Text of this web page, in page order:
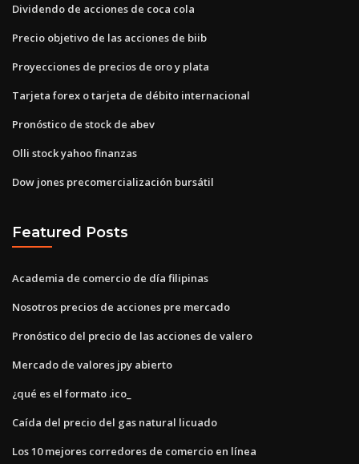
Dividendo de acciones de coca cola
Precio objetivo de las acciones de biib
Proyecciones de precios de oro y plata
Tarjeta forex o tarjeta de débito internacional
Pronóstico de stock de abev
Olli stock yahoo finanzas
Dow jones precomercialización bursátil
Featured Posts
Academia de comercio de día filipinas
Nosotros precios de acciones pre mercado
Pronóstico del precio de las acciones de valero
Mercado de valores jpy abierto
¿qué es el formato .ico_
Caída del precio del gas natural licuado
Los 10 mejores corredores de comercio en línea